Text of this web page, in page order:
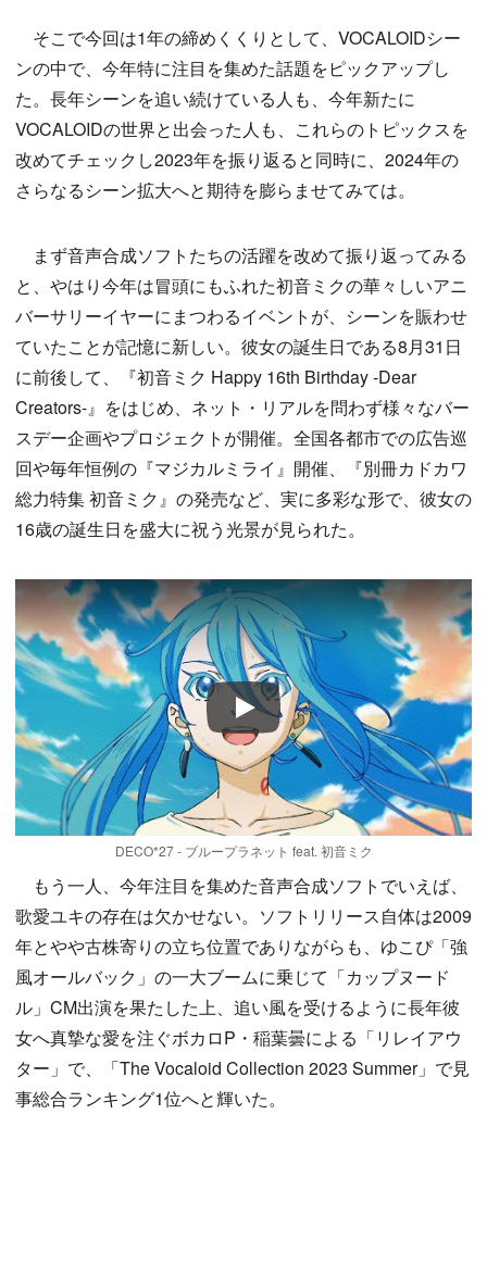
そこで今回は1年の締めくくりとして、VOCALOIDシー
ンの中で、今年特に注目を集めた話題をピックアップし
た。長年シーンを追い続けている人も、今年新たに
VOCALOIDの世界と出会った人も、これらのトピックスを
改めてチェックし2023年を振り返ると同時に、2024年の
さらなるシーン拡大へと期待を膨らませてみては。
まず音声合成ソフトたちの活躍を改めて振り返ってみる
と、やはり今年は冒頭にもふれた初音ミクの華々しいアニ
バーサリーイヤーにまつわるイベントが、シーンを賑わせ
ていたことが記憶に新しい。彼女の誕生日である8月31日
に前後して、『初音ミク Happy 16th Birthday ‐Dear
Creators‐』をはじめ、ネット・リアルを問わず様々なバー
スデー企画やプロジェクトが開催。全国各都市での広告巡
回や毎年恒例の『マジカルミライ』開催、『別冊カドカワ
総力特集 初音ミク』の発売など、実に多彩な形で、彼女の
16歳の誕生日を盛大に祝う光景が見られた。
Play
DECO*27 - ブループラネット feat. 初音ミク
もう一人、今年注目を集めた音声合成ソフトでいえば、
歌愛ユキの存在は欠かせない。ソフトリリース自体は2009
年とやや古株寄りの立ち位置でありながらも、ゆこぴ「強
風オールバック」の一大ブームに乗じて「カップヌード
ル」CM出演を果たした上、追い風を受けるように長年彼
女へ真摯な愛を注ぐボカロP・稲葉曇による「リレイアウ
ター」で、「The Vocaloid Collection 2023 Summer」で見
事総合ランキング1位へと輝いた。